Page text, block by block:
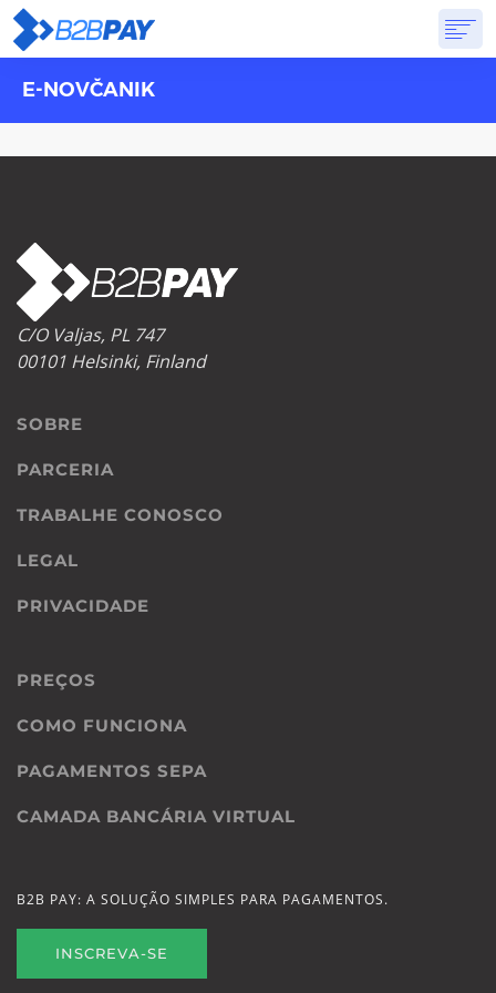
SOBRESOLUÇÕES BANCO VIRTUAL
E-NOVČANIK
C/O Valjas, PL 747
00101 Helsinki, Finland
SOBRE
PARCERIA
TRABALHE CONOSCO
LEGAL
PRIVACIDADE
PREÇOS
COMO FUNCIONA
PAGAMENTOS SEPA
CAMADA BANCÁRIA VIRTUAL
B2B PAY: A SOLUÇÃO SIMPLES PARA PAGAMENTOS.
INSCREVA-SE